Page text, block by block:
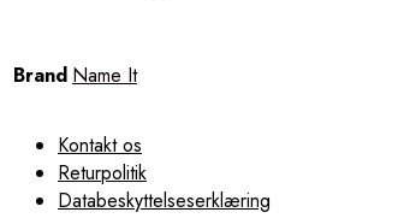
Brand Name It
Kontakt os
Returpolitik
Databeskyttelseserklæring